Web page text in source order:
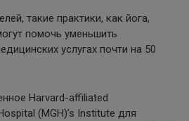
такие практики, как йога,
помочь уменьшить
услугах почти на 50
Harvard-affiliated
(MGH)’s Institute для